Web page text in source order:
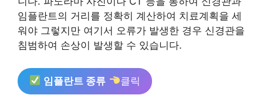
임플란트의 거리를 정확히 계산하여 치료계획을 세
워야 그렇지만 여기서 오류가 발생한 경우 신경관을
침범하여 손상이 발생할 수 있습니다.
임플란트 종류 클릭